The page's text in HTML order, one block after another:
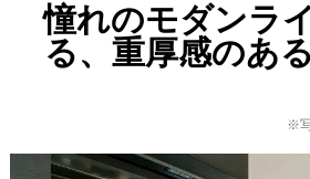
憧れのモダンラ
る、重厚感のあ
※